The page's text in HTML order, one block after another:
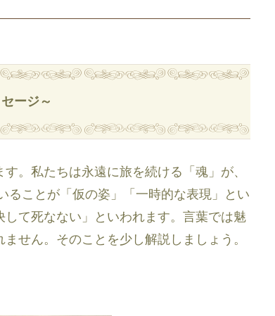
ージ～
。私たちは永遠に旅を続ける「魂」が、
ることが「仮の姿」「一時的な表現」とい
て死なない」といわれます。言葉では魅
せん。そのことを少し解説しましょう。